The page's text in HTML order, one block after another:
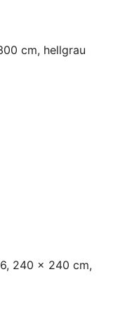
cm, hellgrau
240 x 240 cm,